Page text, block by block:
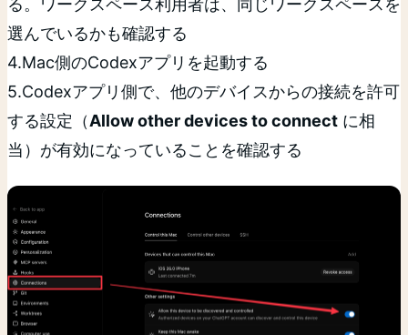
る。ワークスペース利用者は、同じワークスペースを
選んでいるかも確認する
4.Mac側のCodexアプリを起動する
5.Codexアプリ側で、他のデバイスからの接続を許可
する設定（Allow other devices to connect に相
当）が有効になっていることを確認する